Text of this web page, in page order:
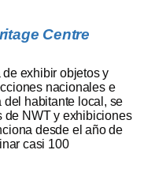
Centre
exhibir objetos y
nacionales e
habitante local, se
de NWT y exhibiciones
desde el año de
casi 100